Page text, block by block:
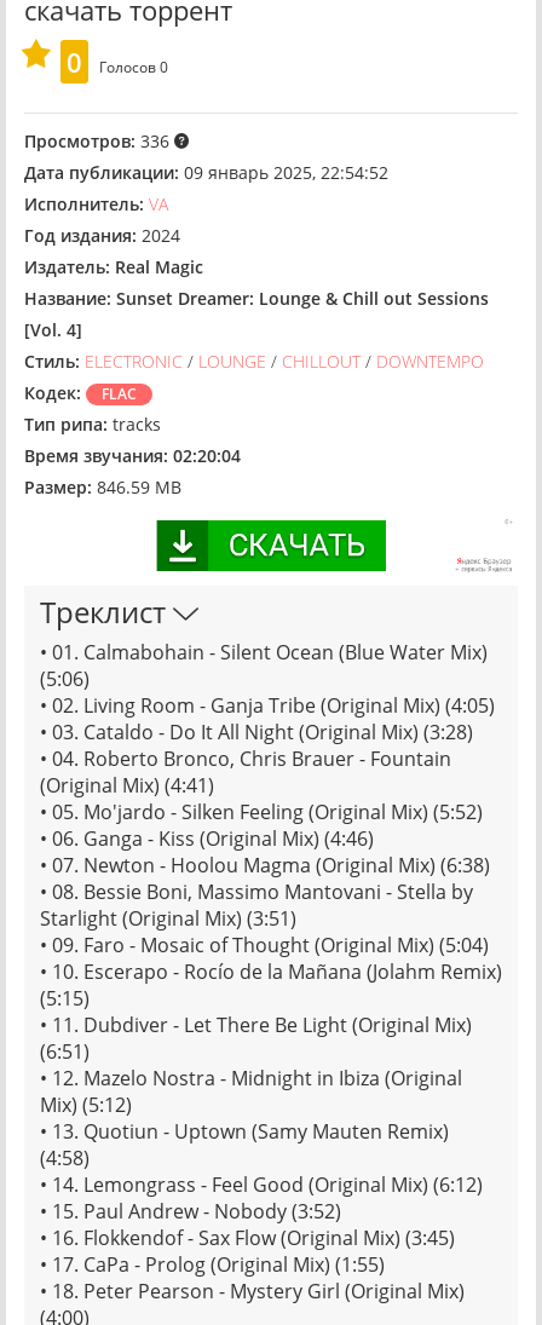
скачать торрент
0
Голосов0
Просмотров: 336
Дата публикации: 09 январь 2025, 22:54:52
Исполнитель: VA
Год издания: 2024
Издатель: Real Magic
Название: Sunset Dreamer: Lounge & Chill out Sessions
[Vol. 4]
Стиль: ELECTRONIC / LOUNGE / CHILLOUT/ DOWNTEMPO
Кодек:
FLAC
Тип рипа: tracks
Время звучания: 02:20:04
Размер: 846.59 MB
Треклист
• 01. Calmabohain - Silent Ocean (Blue Water Mix)
(5:06)
• 02. Living Room - Ganja Tribe (Original Mix) (4:05)
• 03. Cataldo - Do It All Night (Original Mix) (3:28)
• 04. Roberto Bronco, Chris Brauer - Fountain
(Original Mix) (4:41)
• 05. Mo'jardo - Silken Feeling (Original Mix) (5:52)
• 06. Ganga - Kiss (Original Mix) (4:46)
• 07. Newton - Hoolou Magma (Original Mix) (6:38)
• 08. Bessie Boni, Massimo Mantovani - Stella by
Starlight (Original Mix) (3:51)
• 09. Faro - Mosaic of Thought (Original Mix) (5:04)
• 10. Escerapo - Rocío de la Mañana (Jolahm Remix)
(5:15)
• 11. Dubdiver - Let There Be Light (Original Mix)
(6:51)
• 12. Mazelo Nostra - Midnight in Ibiza (Original
Mix) (5:12)
• 13. Quotiun - Uptown (Samy Mauten Remix)
(4:58)
• 14. Lemongrass - Feel Good (Original Mix) (6:12)
• 15. Paul Andrew - Nobody (3:52)
• 16. Flokkendof - Sax Flow (Original Mix) (3:45)
• 17. CaPa - Prolog (Original Mix) (1:55)
• 18. Peter Pearson - Mystery Girl (Original Mix)
(4:00)